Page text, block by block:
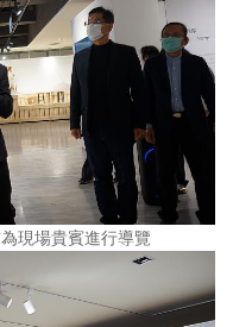
現場貴賓進行導覽